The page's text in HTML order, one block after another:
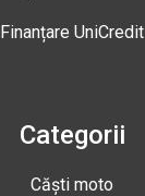
Finanțare UniCredit
Categorii
Căști moto